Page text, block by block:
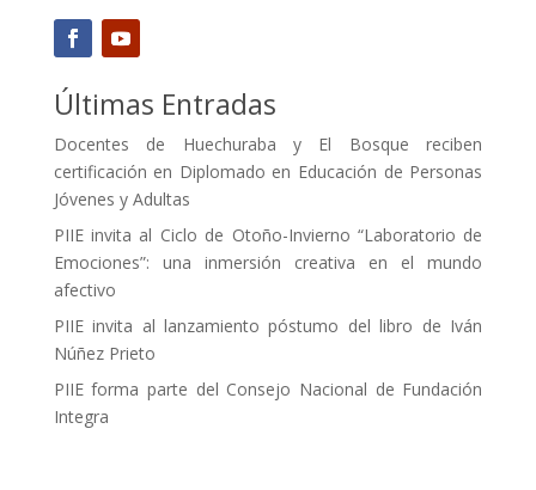
Últimas Entradas
Docentes de Huechuraba y El Bosque reciben
certificación en Diplomado en Educación de Personas
Jóvenes y Adultas
PIIE invita al Ciclo de Otoño-Invierno “Laboratorio de
Emociones”: una inmersión creativa en el mundo
afectivo
PIIE invita al lanzamiento póstumo del libro de Iván
Núñez Prieto
PIIE forma parte del Consejo Nacional de Fundación
Integra